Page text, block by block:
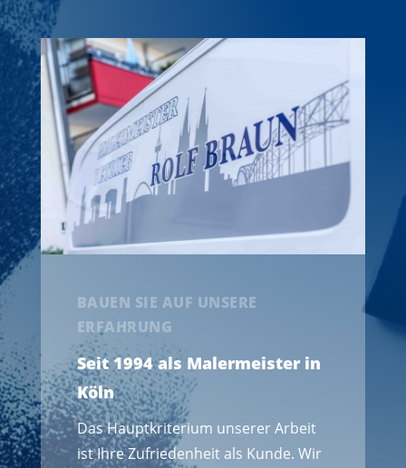
BAUEN SIE AUF UNSERE
ERFAHRUNG
Seit 1994 als Malermeister in
Köln
Das Hauptkriterium unserer Arbeit
ist Ihre Zufriedenheit als Kunde. Wir